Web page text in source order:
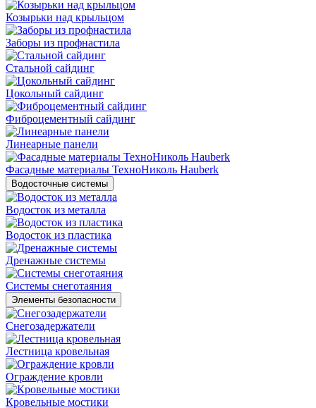
Козырьки над крыльцом
Заборы из профнастила
Стальной сайдинг
Цокольный сайдинг
Фиброцементный сайдинг
Линеарные панели
Фасадные материалы ТехноНиколь Hauberk
Водосточные системы
Водосток из металла
Водосток из пластика
Дренажные системы
Системы снеготаяния
Элементы безопасности
Снегозадержатели
Лестница кровельная
Ограждение кровли
Кровельные мостики